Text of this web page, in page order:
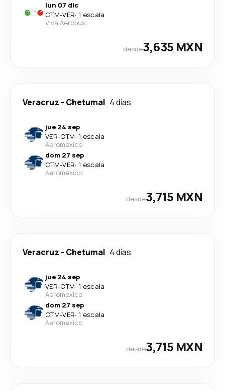
lun 07 dic
CTM-VER· 1 escala
Viva Aerobus
desde3,635 MXN
Veracruz - Chetumal 4 días
jue 24 sep
VER-CTM· 1 escala
Aeromexico
dom 27 sep
CTM-VER· 1 escala
Aeromexico
desde3,715 MXN
Veracruz - Chetumal 4 días
jue 24 sep
VER-CTM· 1 escala
Aeromexico
dom 27 sep
CTM-VER· 1 escala
Aeromexico
desde3,715 MXN